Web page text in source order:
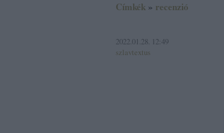
Címkék » recenzió
2022.01.28. 12:49
szlavtextus